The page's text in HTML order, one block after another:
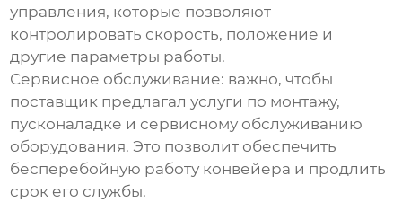
управления, которые позволяют
контролировать скорость, положение и
другие параметры работы.
Сервисное обслуживание: важно, чтобы
поставщик предлагал услуги по монтажу,
пусконаладке и сервисному обслуживанию
оборудования. Это позволит обеспечить
бесперебойную работу конвейера и продлить
срок его службы.